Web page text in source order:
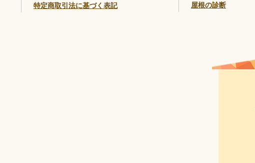
特定商取引法に基づく表記
屋根の診断